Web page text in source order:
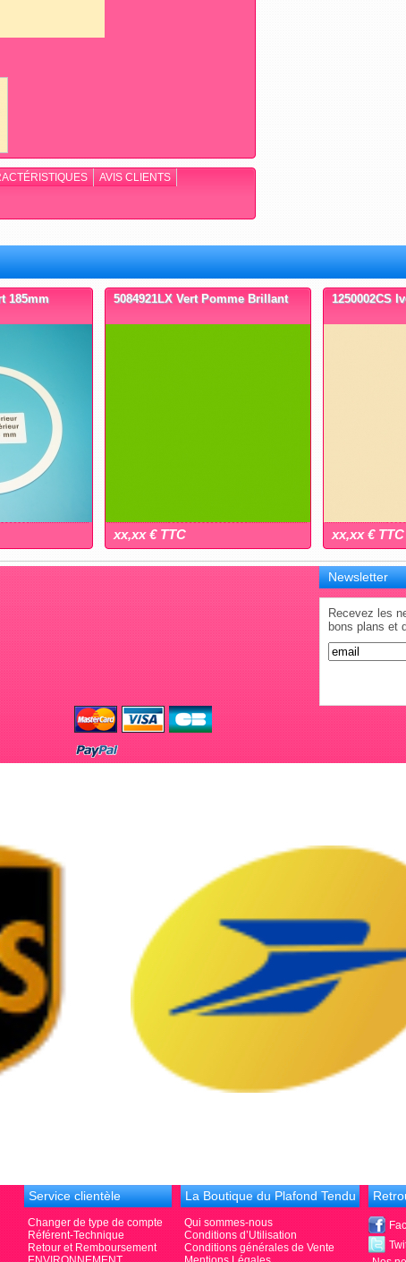
AVIS CLIENTS
185mm 5084921LX Vert Pomme Brillant
xx,xx € TTC
1250002CS
xx,xx € TTC
Newsletter
Recevez les
bons plans et
La Boutique du Plafond Tendu
Qui sommes-nous
Conditions d’Utilisation
Conditions générales de Vente
Service clientèle
Changer de type de compte
Référent-Technique
Retour et Remboursement